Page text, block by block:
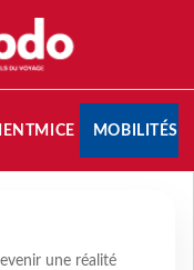
MICE MOBILITÉS
une réalité